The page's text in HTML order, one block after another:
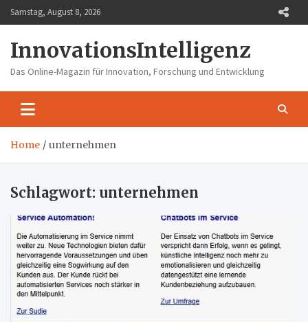
Skip
to
Samstag, August 8, 2026
InnovationsIntelligenz
Das Online-Magazin für Innovation, Forschung und Entwicklung
Home unternehmen
Schlagwort: unternehmen